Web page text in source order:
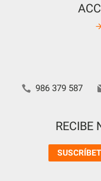
986 379 587
RECIBE